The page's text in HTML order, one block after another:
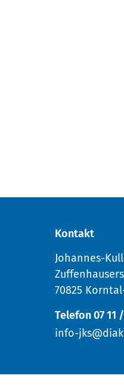
Kontakt
Johannes-
70825
Telefon 07 11
info-